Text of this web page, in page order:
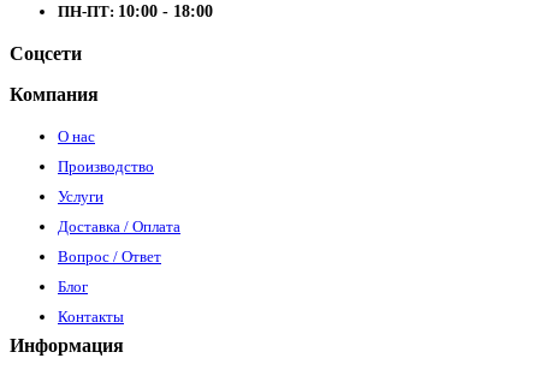
ПН-ПТ: 10:00 - 18:00
Соцсети
Компания
О нас
Производство
Услуги
Доставка / Оплата
Вопрос / Ответ
Блог
Контакты
Информация